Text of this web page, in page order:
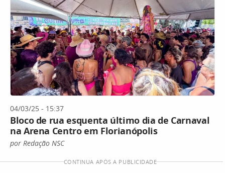
04/03/25 - 15:37
Bloco de rua esquenta último dia de Carnaval
na Arena Centro em Florianópolis
por Redação NSC
CONTINUA APÓS A PUBLICIDADE